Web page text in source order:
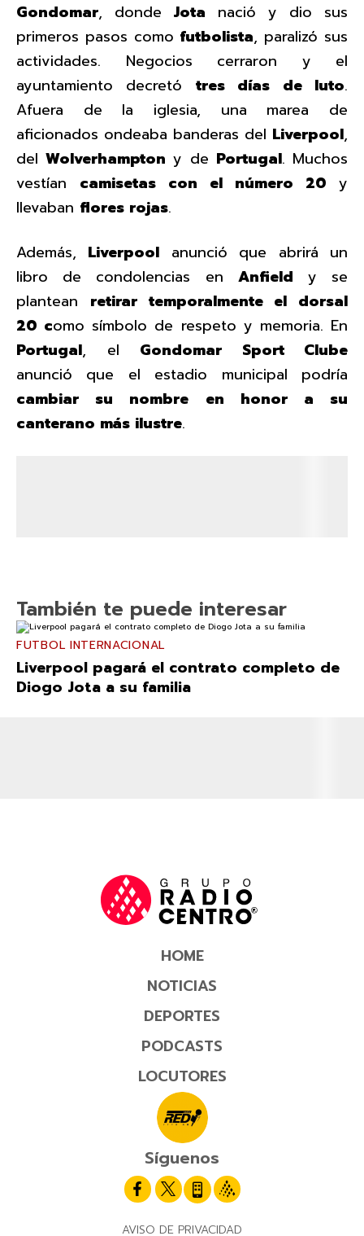
Gondomar, donde Jota nació y dio sus
primeros pasos como futbolista, paralizó sus
actividades. Negocios cerraron y el
ayuntamiento decretó tres días de luto.
Afuera de la iglesia, una marea de
aficionados ondeaba banderas del Liverpool,
delWolverhampton y de Portugal. Muchos
vestían camisetas con el número 20 y
llevaban flores rojas.
Además, Liverpool anunció que abrirá un
libro de condolencias en Anfield y se
plantean retirar temporalmente el dorsal
20 como símbolo de respeto y memoria. En
Portugal, el Gondomar Sport Clube
anunció que el estadio municipal podría
cambiar su nombre en honor a su
canterano más ilustre.
También te puede interesar
FUTBOL INTERNACIONAL
Liverpool pagará el contrato completo de
Diogo Jota a su familia
HOME
NOTICIAS
DEPORTES
PODCASTS
LOCUTORES
Síguenos
AVISO DE PRIVACIDAD